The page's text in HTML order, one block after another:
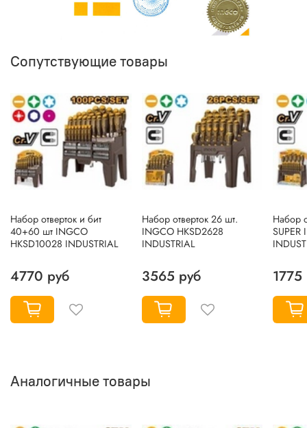
Сопутствующие товары
Набор отверток и бит
40+60 шт INGCO
HKSD10028 INDUSTRIAL
4770 руб
Набор отверток 26 шт.
INGCO HKSD2628
INDUSTRIAL
3565 руб
Haбop
SUPER
1775
Аналогичные товары